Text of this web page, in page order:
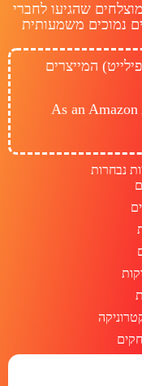
שהגיעו לחברי
נמוכים משמעותית
המייצרים
As an
נבחרות